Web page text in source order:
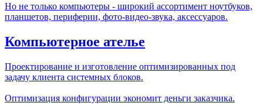
Но не только компьютеры - широкий ассортимент ноутбуков,
планшетов, периферии, фото-видео-звука, аксессуаров.
Компьютерное ателье
Проектирование и изготовление оптимизированных под
задачу клиента системных блоков.
Оптимизация конфигурации экономит деньги заказчика.